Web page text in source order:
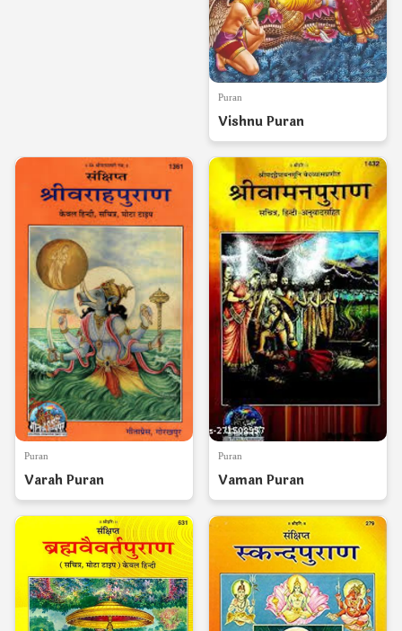
Puran
Vishnu Puran
Puran
Varah Puran
Puran
Vaman Puran